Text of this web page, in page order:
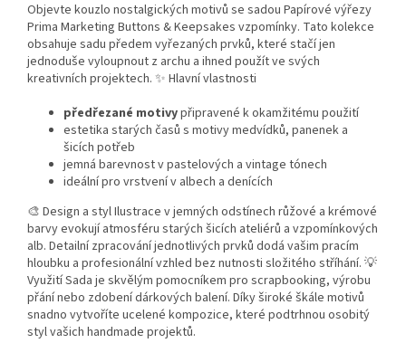
Objevte kouzlo nostalgických motivů se sadou Papírové výřezy
Prima Marketing Buttons & Keepsakes vzpomínky. Tato kolekce
obsahuje sadu předem vyřezaných prvků, které stačí jen
jednoduše vyloupnout z archu a ihned použít ve svých
kreativních projektech. ✨ Hlavní vlastnosti
předřezané motivypřipravené k okamžitému použití
estetika starých časů s motivy medvídků, panenek a
šicích potřeb
jemná barevnost v pastelových a vintage tónech
ideální pro vrstvení v albech a denících
🎨 Design a styl Ilustrace v jemných odstínech růžové a krémové
barvy evokují atmosféru starých šicích ateliérů a vzpomínkových
alb. Detailní zpracování jednotlivých prvků dodá vašim pracím
hloubku a profesionální vzhled bez nutnosti složitého stříhání. 💡
Využití Sada je skvělým pomocníkem pro scrapbooking, výrobu
přání nebo zdobení dárkových balení. Díky široké škále motivů
snadno vytvoříte ucelené kompozice, které podtrhnou osobitý
styl vašich handmade projektů.